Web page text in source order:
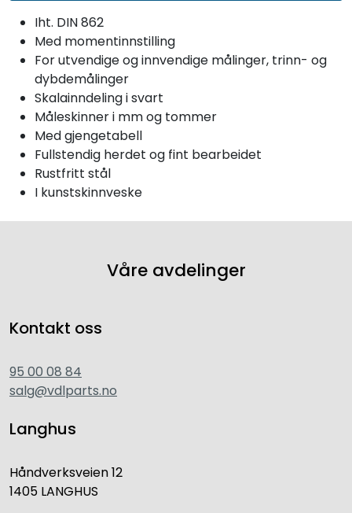
Iht. DIN 862
Med momentinnstilling
For utvendige og innvendige målinger, trinn- og
dybdemålinger
Skalainndeling i svart
Måleskinner i mm og tommer
Med gjengetabell
Fullstendig herdet og fint bearbeidet
Rustfritt stål
I kunstskinnveske
Våre avdelinger
Kontakt oss
95 00 08 84
salg@vdlparts.no
Langhus
Håndverksveien 12
1405 LANGHUS